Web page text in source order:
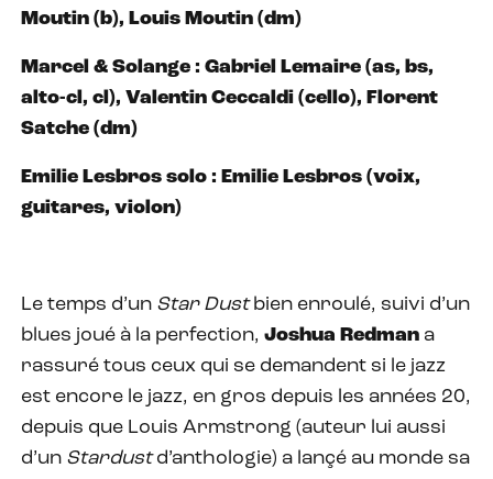
Moutin (b), Louis Moutin (dm)
Marcel & Solange : Gabriel Lemaire (as, bs,
alto-cl, cl), Valentin Ceccaldi (cello), Florent
Satche (dm)
Emilie Lesbros solo : Emilie Lesbros (voix,
guitares, violon)
Le temps d’un Star Dustbien enroulé, suivi d’un
blues joué à la perfection, Joshua Redman a
rassuré tous ceux qui se demandent si le jazz
est encore le jazz, en gros depuis les années 20,
depuis que Louis Armstrong (auteur lui aussi
d’un Stardustd’anthologie) a lançé au monde sa